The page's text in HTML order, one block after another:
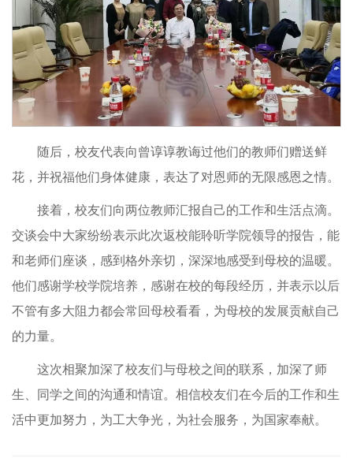
随后，校友代表向曾谆谆教诲过他们的教师们赠送鲜
花，并祝福他们身体健康，表达了对恩师的无限感恩之情。
接着，校友们向两位教师汇报自己的工作和生活点滴。
交谈会中大家纷纷表示此次返校能聆听学院领导的报告，能
和老师们座谈，感到格外亲切，深深地感受到母校的温暖。
他们感谢学校学院培养，感谢在校的每段经历，并表示以后
不管有多大阻力都会常回母校看看，为母校的发展贡献自己
的力量。
这次相聚加深了校友们与母校之间的联系，加深了师
生、同学之间的沟通和情谊。相信校友们在今后的工作和生
活中更加努力，为工大争光，为社会服务，为国家奉献。